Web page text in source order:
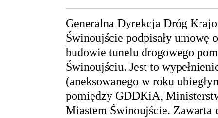
Generalna Dyrekcja Dróg
Świnoujście podpisały umowę
budowie tunelu drogowego
Świnoujściu. Jest to
(aneksowanego w roku
pomiędzy GDDKiA,
Miastem Świnoujście. Zawarta